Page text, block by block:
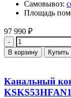
Самовывоз:
Площадь
97 990 ₽
Количество
В корзину
Канальный